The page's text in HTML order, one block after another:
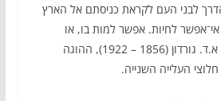
לבני העם לקראת כניסתם אל הארץ
לחיות. אפשר למות בו, או
לחצות את הירדן." כתב א.ד. גורדון (1856 – 1922), ההוגה
העלייה השנייה.